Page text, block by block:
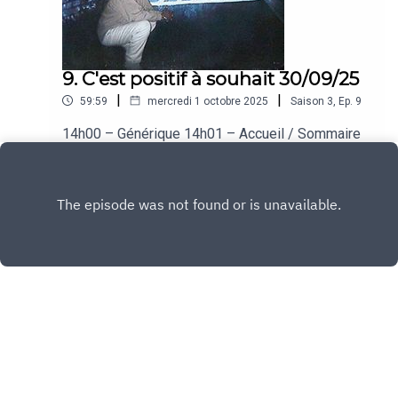
9. C'est positif à souhait 30/09/25
59:59 | mercredi 1 octobre 2025 | Saison 3 Ep. 9
14h00 – Générique 14h01 – Accueil / Sommaire
KRS-One – Step Into A World 14h31 – Cédric /
– Leave Me Alone 14h52 – Célia / Michael